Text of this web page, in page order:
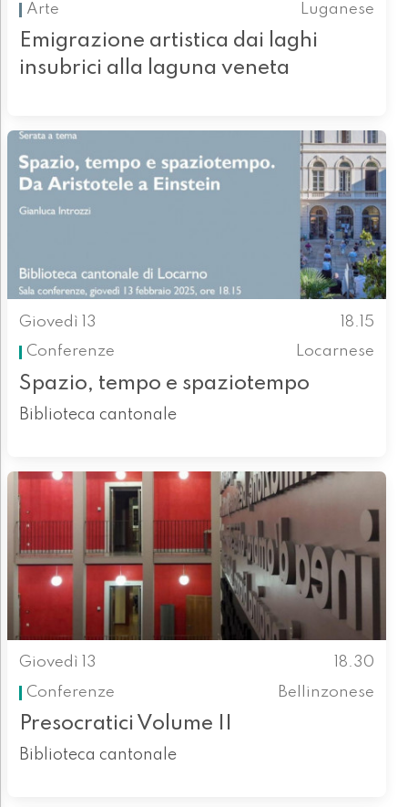
Arte
Luganese
Emigrazione artistica dai laghi
insubrici alla laguna veneta
Giovedì 13
18.15
Conferenze
Locarnese
Spazio, tempo e spaziotempo
Biblioteca cantonale
Giovedì 13
18.30
Conferenze
Bellinzonese
Presocratici Volume II
Biblioteca cantonale